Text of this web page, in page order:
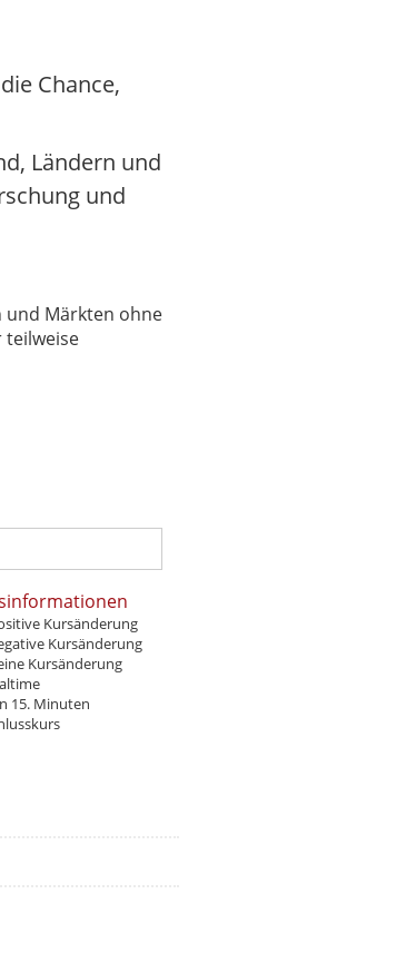
Chance,
Ländern und
und
und Märkten ohne
teilweise
Kursänderung
Kursänderung
Kursänderung
15. Minuten